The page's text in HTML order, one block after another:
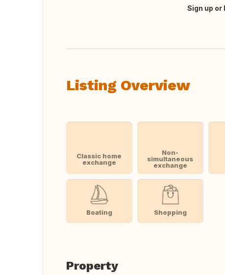
Sign up or
Listing Overview
Classic home
exchange
Non-
simultaneous
exchange
Boating Shopping
Property